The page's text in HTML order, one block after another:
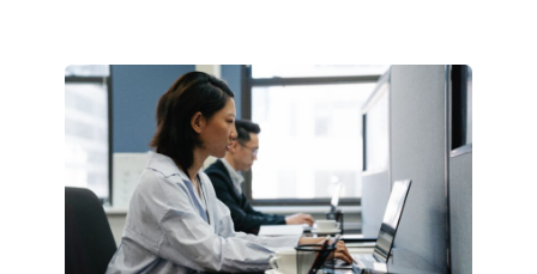
НОВЫЕ
ПРЕДМЕТЫ
ПО
ИСКУССТВЕННОМУ
ИНТЕЛЛЕКТУ